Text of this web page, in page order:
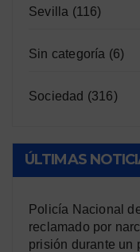
Sevilla (116)
Sin categoría (6)
Sociedad (316)
ÚLTIMAS
Policía Nacional
reclamado por
prisión durante un